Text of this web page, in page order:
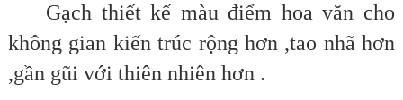
Gạch thiết kế màu điểm hoa văn cho
không gian kiến trúc rộng hơn ,tao nhã hơn
,gần gũi với thiên nhiên hơn .